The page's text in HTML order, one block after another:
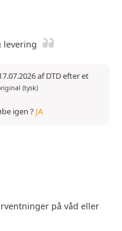
levering
af DTD efter et
(tysk)
igen ? JA
på våd eller